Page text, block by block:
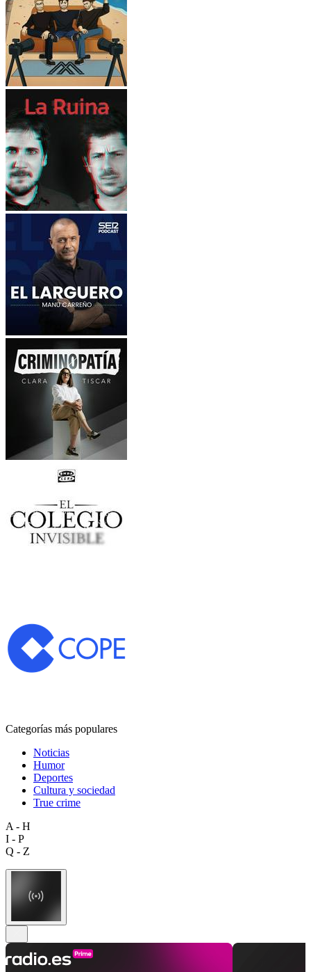
Categorías más populares
Noticias
Humor
Deportes
Cultura y sociedad
True crime
A - H
I - P
Q - Z